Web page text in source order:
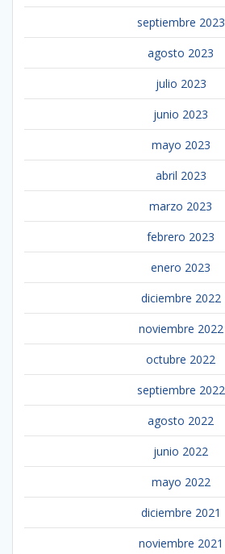
septiembre 2023
agosto 2023
julio 2023
junio 2023
mayo 2023
abril 2023
marzo 2023
febrero 2023
enero 2023
diciembre 2022
noviembre 2022
octubre 2022
septiembre 2022
agosto 2022
junio 2022
mayo 2022
diciembre 2021
noviembre 2021